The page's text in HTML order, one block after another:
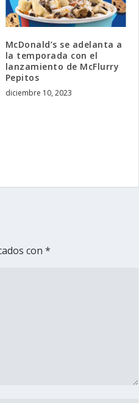
McDonald’s se adelanta a
la temporada con el
lanzamiento de McFlurry
Pepitos
diciembre 10, 2023
con*